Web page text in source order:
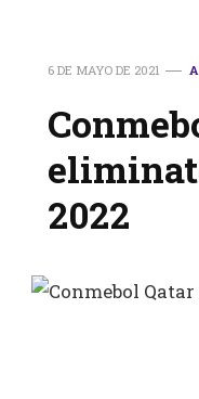
6 DE MAYO DE 2021
2022